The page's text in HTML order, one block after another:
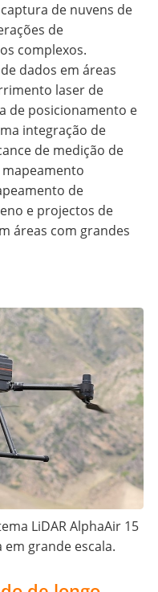
de nuvens de
de
complexos.
dados em áreas
laser de
de posicionamento e
integração de
de medição de
de
e projectos de
áreas com grandes
LiDAR AlphaAir 15
grande escala.